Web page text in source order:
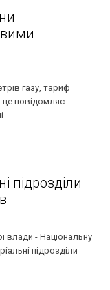
газу, тариф
повідомляє
підрозділи
влади - Національну
підрозділи